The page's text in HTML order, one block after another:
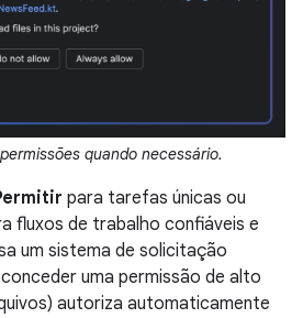
quando necessário.
para tarefas únicas ou
fluxos de trabalho confiáveis e
um sistema de solicitação
uma permissão de alto
autoriza automaticamente